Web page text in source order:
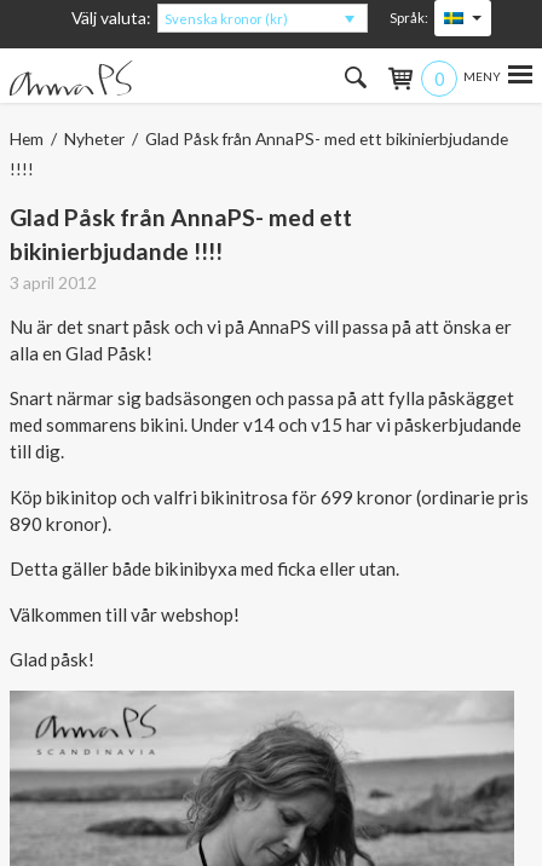
Välj valuta: Svenska kronor (kr) Språk:
0
Hem
Man
Barn
Accessoarer
Om produkterna
Om AnnaPS
Erbjudanden
Outlet
Hem / Nyheter/ Glad Påsk från AnnaPS- med ett bikinierbjudande
!!!!
Glad Påsk från AnnaPS- med ett
bikinierbjudande !!!!
3 april 2012
Nu är det snart påsk och vi på AnnaPS vill passa på att önska er
alla en Glad Påsk!
Snart närmar sig badsäsongen och passa på att fylla påskägget
med sommarens bikini. Under v14 och v15 har vi påskerbjudande
till dig.
Köp bikinitop och valfri bikinitrosa för 699 kronor (ordinarie pris
890 kronor).
Detta gäller både bikinibyxa med ficka eller utan.
Välkommen till vår webshop!
Glad påsk!